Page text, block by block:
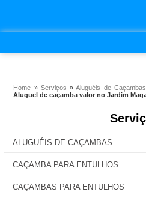
Home » Serviços»Aluguéis de
Aluguel de caçamba valor no Jardim
ALUGUÉIS DE CAÇAMBAS
CAÇAMBA PARA ENTULHOS
CAÇAMBAS PARA ENTULHOS